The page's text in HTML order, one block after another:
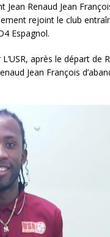
Jean Renaud Jean
rejoint le club
Espagnol.
après le départ de
Jean François